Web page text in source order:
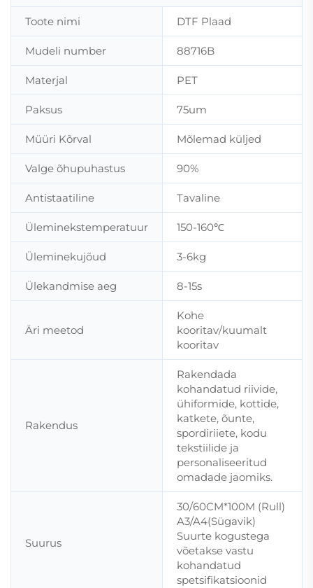
Toote nimi DTF Plaad
Mudeli number 88716B
Materjal PET
Paksus 75um
Müüri Kõrval Mõlemad küljed
Valge õhupuhastus 90%
Antistaatiline Tavaline
Üleminekstemperatuur 150-160℃
Üleminekujõud 3-6kg
Ülekandmise aeg 8-15s
Äri meetod
Kohe
kooritav/kuumalt
kooritav
Rakendus
Rakendada
kohandatud riivide,
ühiformide, kottide,
katkete, õunte,
spordiriiete, kodu
tekstiilide ja
personaliseeritud
omadade jaomiks.
Suurus
30/60CM*100M (Rull)
A3/A4(Sügavik)
Suurte kogustega
võetakse vastu
kohandatud
spetsifikatsioonid